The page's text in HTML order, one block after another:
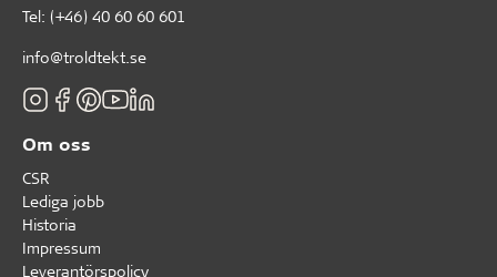
Tel: (+46) 40 60 60 601
info@troldtekt.se
Om oss
CSR
Lediga jobb
Historia
Impressum
Leverantörspolicy